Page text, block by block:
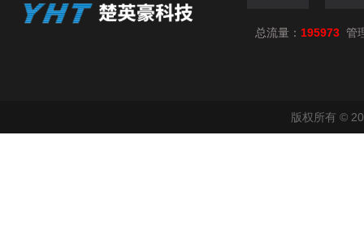
总流量： 195973 管
版权所有 ©